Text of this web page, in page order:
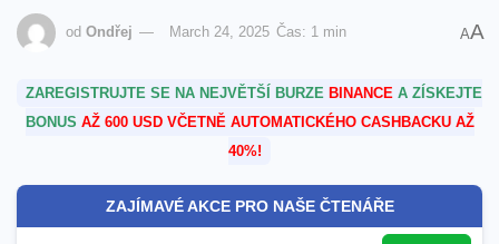
od Ondřej March 24, 2025 Čas: 1 min AA
ZAREGISTRUJTE SE NA NEJVĚTŠÍ BURZE BINANCE A ZÍSKEJTE
BONUS AŽ 600 USD VČETNĚ AUTOMATICKÉHO CASHBACKU AŽ
40%!
ZAJÍMAVÉ AKCE PRO NAŠE ČTENÁŘE